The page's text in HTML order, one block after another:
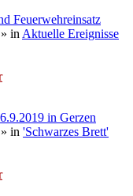
Feuerwehreinsatz
in Aktuelle Ereignisse
in Gerzen
in 'Schwarzes Brett'